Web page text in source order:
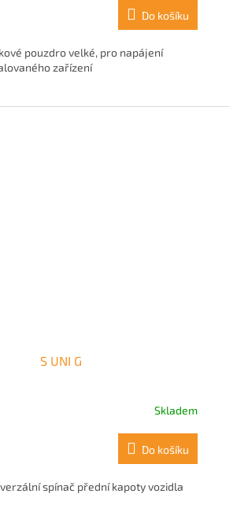
Do košíku
pouzdro velké, pro napájení
zařízení
S UNI G
Skladem
Do košíku
spínač přední kapoty vozidla